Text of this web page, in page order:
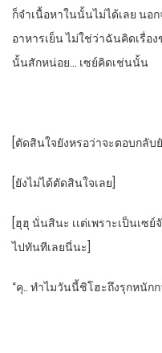
ก็จําเนื้อหาในนั้นไม่ได้เลย​ นอ
อาหารเย็น​ ไม่ใช่ว่าฉันคิดเรื่อ
นั้นสักหน่อย… เซย์คิดเช่นนั้น
[ตัดสินใจยังหรอว่าจะตอบกลับยั
[ยังไม่ได้ตัดสินใจเลย]​
[ฮุฮุ นั่นสินะ​ เเต่เพราะเป็นเซ
ไปทันทีเลยนี่นะ]​
“คุ.. ทําไมวันนี้ชิโฮะถึงรุกหนัก